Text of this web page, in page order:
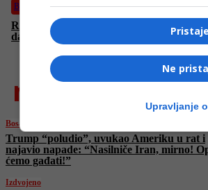
BiH
Reis Kavazović: Zločinački režim
da uvuče u sukob najmoćniju zemlju
najnovije
Bosanski vjestnik
Trump “poludio”, uvukao Ameriku u rat i
najavio napade: “Nasilniče Iran, mirno!
ćemo gađati!”
Izdvojeno
Ne
Upravljanje